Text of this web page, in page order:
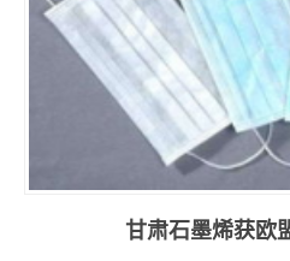
甘肃石墨烯获欧